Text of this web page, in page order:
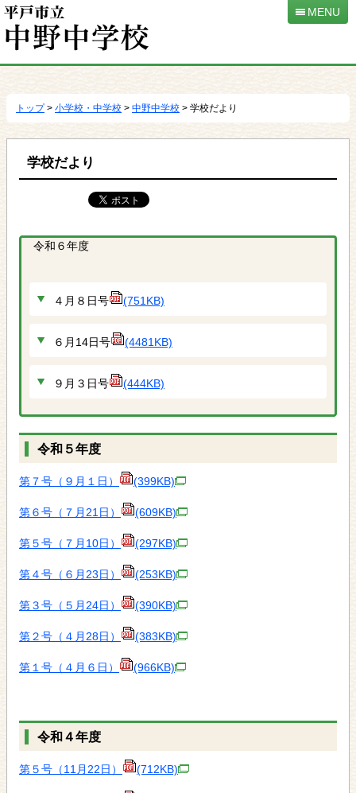
移
MENU
トップ> 小学校・中学校 > 中野中学校 > 学校だより
学校だより
令和６年度
４月８日号 (751KB)
６月14日号 (4481KB)
９月３日号 (444KB)
令和５年度
第７号（９月１日） (399KB)
第６号（７月21日） (609KB)
第５号（７月10日） (297KB)
第４号（６月23日） (253KB)
第３号（５月24日） (390KB)
第２号（４月28日） (383KB)
第１号（４月６日） (966KB)
令和４年度
第５号（11月22日） (712KB)